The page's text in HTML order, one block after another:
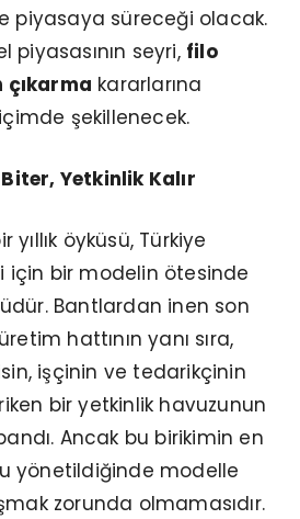
piyasaya süreceği olacak.
piyasasının seyri, filo
çıkarma kararlarına
şekillenecek.
Yetkinlik Kalır
yıllık öyküsü, Türkiye
için bir modelin ötesinde
Bantlardan inen son
hattının yanı sıra,
işçinin ve tedarikçinin
bir yetkinlik havuzunun
Ancak bu birikimin en
yönetildiğinde modelle
zorunda olmamasıdır.